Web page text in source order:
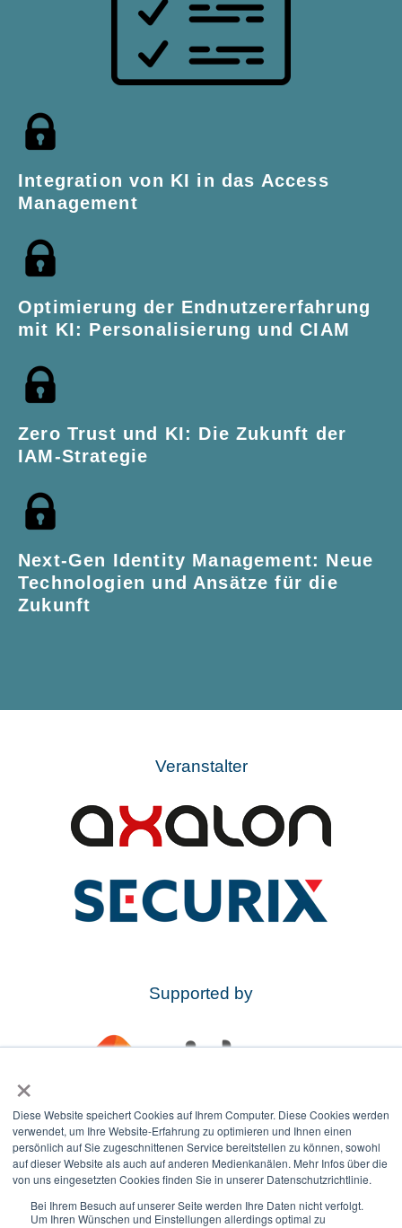
×
Diese Website speichert Cookies auf Ihrem Computer. Diese Cookies werden
verwendet, um Ihre Website-Erfahrung zu optimieren und Ihnen einen
persönlich auf Sie zugeschnittenen Service bereitstellen zu können, sowohl
auf dieser Website als auch auf anderen Medienkanälen. Mehr Infos über die
von uns eingesetzten Cookies finden Sie in unserer Datenschutzrichtlinie.
Bei Ihrem Besuch auf unserer Seite werden Ihre Daten nicht verfolgt.
Um Ihren Wünschen und Einstellungen allerdings optimal zu
Integration von KI in das Access
Management
Optimierung der Endnutzererfahrung
mit KI: Personalisierung und CIAM
Zero Trust und KI: Die Zukunft der
IAM-Strategie
Next-Gen Identity Management: Neue
Technologien und Ansätze für die
Zukunft
Veranstalter
Supported by